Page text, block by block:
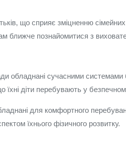
що сприяє зміцненню
ближче познайомитися з
обладнані сучасними
діти перебувають у
для комфортного
їхнього фізичного розвитку.